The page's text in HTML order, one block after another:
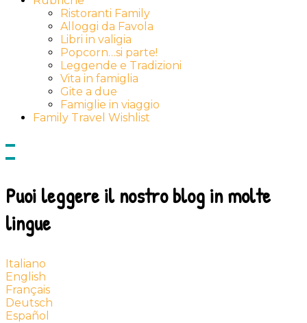
Ristoranti Family
Alloggi da Favola
Libri in valigia
Popcorn…si parte!
Leggende e Tradizioni
Vita in famiglia
Gite a due
Famiglie in viaggio
Family Travel Wishlist
Show
side
Hide
Puoi leggere il nostro blog in molte
lingue
Italiano
English
Français
Deutsch
Español